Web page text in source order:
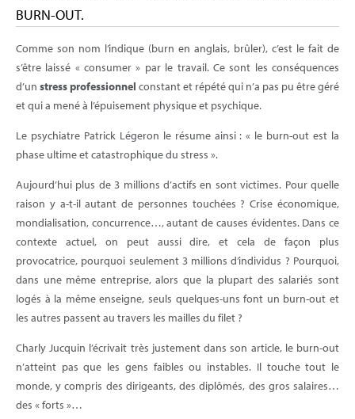
BURN-OUT.
Comme son nom l’indique (burn en anglais, brûler), c’est le fait de
s’être laissé « consumer » par le travail. Ce sont les conséquences
d’un stress professionnel constant et répété qui n’a pas pu être géré
et qui a mené à l’épuisement physique et psychique.
Le psychiatre Patrick Légeron le résume ainsi : « le burn-out est la
phase ultime et catastrophique du stress ».
Aujourd’hui plus de 3 millions d’actifs en sont victimes. Pour quelle
raison y a-t-il autant de personnes touchées ? Crise économique,
mondialisation, concurrence…, autant de causes évidentes. Dans ce
contexte actuel, on peut aussi dire, et cela de façon plus
provocatrice, pourquoi seulement 3 millions d’individus ? Pourquoi,
dans une même entreprise, alors que la plupart des salariés sont
logés à la même enseigne, seuls quelques-uns font un burn-out et
les autres passent au travers les mailles du filet ?
Charly Jucquin l’écrivait très justement dans son article, le burn-out
n’atteint pas que les gens faibles ou instables. Il touche tout le
monde, y compris des dirigeants, des diplômés, des gros salaires…
des « forts »…